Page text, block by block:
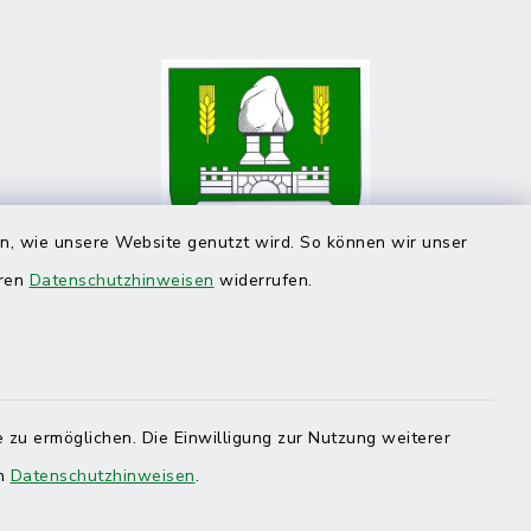
wie unsere Website genutzt wird. So können wir unser
Datenschutzhinweisen widerrufen.
ermöglichen. Die Einwilligung zur Nutzung weiterer
Datenschutzhinweisen.